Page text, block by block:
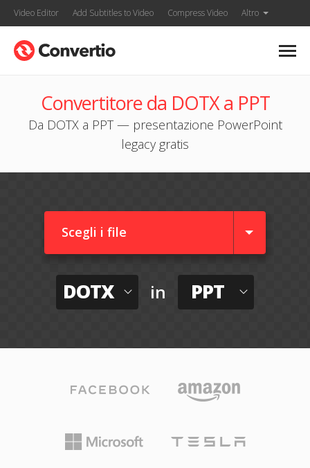
Video Editor Add Subtitles to Video Compress Video Altro
Convertitore da DOTX a PPT
Da DOTX a PPT — presentazione PowerPoint
legacy gratis
Scegli i file
DOTX in PPT